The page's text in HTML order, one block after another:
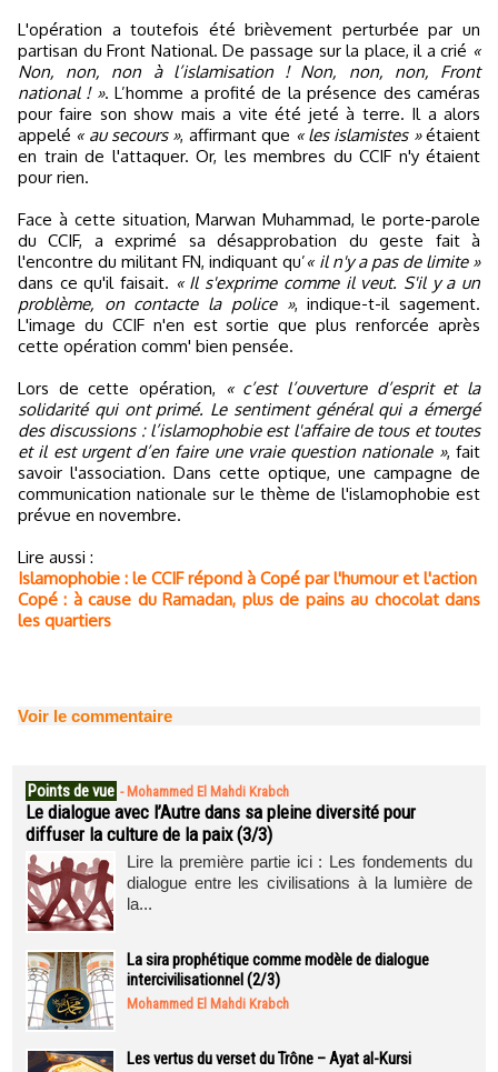
L'opération a toutefois été brièvement perturbée par un
partisan du Front National. De passage sur la place, il a crié «
Non, non, non à l’islamisation ! Non, non, non, Front
national ! ». L’homme a profité de la présence des caméras
pour faire son show mais a vite été jeté à terre. Il a alors
appelé « au secours », affirmant que « les islamistes »étaient
en train de l'attaquer. Or, les membres du CCIF n'y étaient
pour rien.
Face à cette situation, Marwan Muhammad, le porte-parole
du CCIF, a exprimé sa désapprobation du geste fait à
l'encontre du militant FN, indiquant qu’« il n'y a pas de limite »
dans ce qu'il faisait. « Il s'exprime comme il veut. S'il y a un
problème, on contacte la police », indique-t-il sagement.
L'image du CCIF n'en est sortie que plus renforcée après
cette opération comm' bien pensée.
Lors de cette opération,
« c’est l’ouverture d’esprit et la
solidarité qui ont primé. Le sentiment général qui a émergé
des discussions : l’islamophobie est l'affaire de tous et toutes
et il est urgent d’en faire une vraie question nationale », fait
savoir l'association. Dans cette optique, une campagne de
communication nationale sur le thème de l'islamophobie est
prévue en novembre.
Lire aussi :
Islamophobie : le CCIF répond à Copé par l'humour et l'action
Copé : à cause du Ramadan, plus de pains au chocolat dans
les quartiers
Voir le commentaire
Points de vue - Mohammed El Mahdi Krabch
Le dialogue avec l’Autre dans sa pleine diversité pour
diffuser la culture de la paix (3/3)
Lire la première partie ici : Les fondements du
dialogue entre les civilisations à la lumière de
la...
La sira prophétique comme modèle de dialogue
intercivilisationnel (2/3)
Mohammed El Mahdi Krabch
Les vertus du verset du Trône – Ayat al-Kursi